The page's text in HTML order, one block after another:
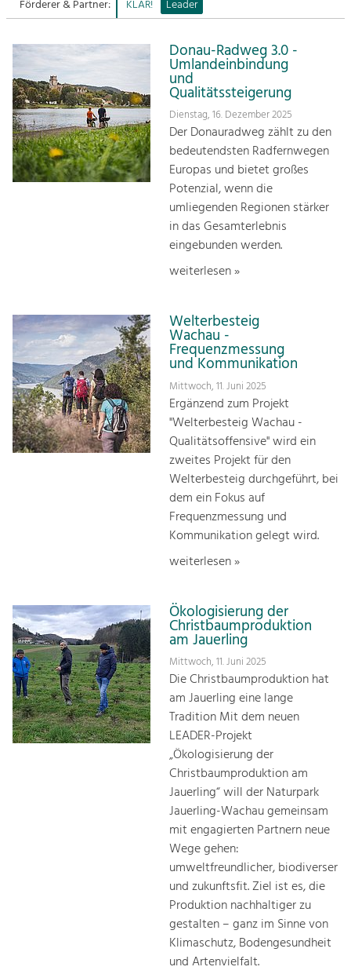
Kontakt
Angebotsentwicklung und
Positionierung.
Kunst & Kultur
Handwerk, Wissenschaft und Forschung.
Soziales, Bildung &
Gleichberechtigung, Jugend und
Mobilität & Energie
Wirtschaft
Steigerung regionaler Wertschöpfung
Förderer & Partner:
KLAR! Leader
Donau-Radweg 3.0 -
Umlandeinbindung
und
Qualitätssteigerung
Dienstag, 16. Dezember 2025
Der Donauradweg zählt zu den
bedeutendsten Radfernwegen
Europas und bietet großes
Potenzial, wenn die
umliegenden Regionen stärker
in das Gesamterlebnis
eingebunden werden.
weiterlesen »
Welterbesteig
Wachau -
Frequenzmessung
und Kommunikation
Mittwoch, 11. Juni 2025
Ergänzend zum Projekt
"Welterbesteig Wachau -
Qualitätsoffensive" wird ein
zweites Projekt für den
Welterbesteig durchgeführt, bei
dem ein Fokus auf
Frequenzmessung und
Kommunikation gelegt wird.
weiterlesen »
Ökologisierung der
Christbaumproduktion
am Jauerling
Mittwoch, 11. Juni 2025
Die Christbaumproduktion hat
am Jauerling eine lange
Tradition Mit dem neuen
LEADER-Projekt
„Ökologisierung der
Christbaumproduktion am
Jauerling“ will der Naturpark
Jauerling-Wachau gemeinsam
mit engagierten Partnern neue
Wege gehen:
umweltfreundlicher, biodiverser
und zukunftsfit. Ziel ist es, die
Produktion nachhaltiger zu
gestalten – ganz im Sinne von
Klimaschutz, Bodengesundheit
und Artenvielfalt.